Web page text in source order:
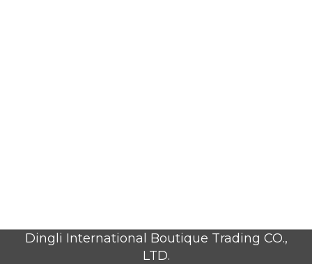
Dingli International Boutique Trading CO.,
LTD.